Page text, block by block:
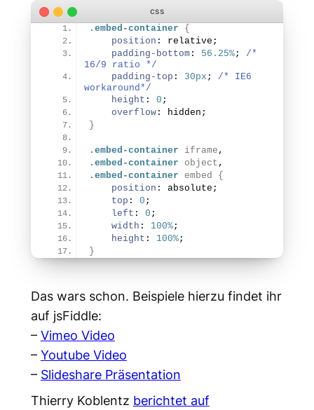
.embed-container
{
position : relative;
padding-bottom: 56.25%; /*
16/9 ratio */
padding-top : 30px ; /* IE6
workaround*/
height : 0 ;
overflow: hidden;
}
.embed-container iframe ,
.embed-container
object ,
.embed-container
embed
{
position : absolute;
top : 0 ;
left : 0 ;
width : 100%;
height : 100%;
}
Das wars schon. Beispiele hierzu findet ihr
auf jsFiddle:
– Vimeo Video
– Youtube Video
– Slideshare Präsentation
Thierry Koblentz berichtet auf